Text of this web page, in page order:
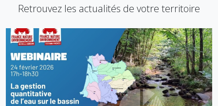
Retrouvez les actualités de votre territoire